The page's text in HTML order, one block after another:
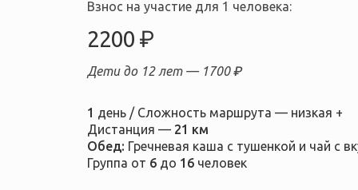
Взнос на участие для 1 человека:
2200 ₽
Дети до 12 лет — 1700 ₽
1 день / Сложность маршрута — низкая +
Дистанция —21 км
Обед: Гречневая каша с тушенкой и чай с
Группа от 6до 16человек